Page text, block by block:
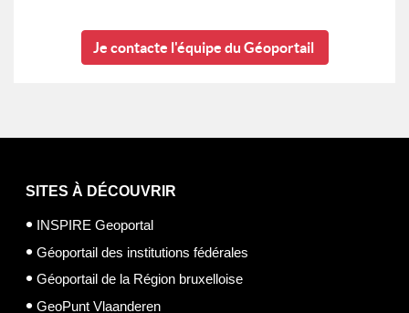
Je contacte l'équipe du Géoportail
SITES À DÉCOUVRIR
INSPIRE Geoportal
Géoportail des institutions fédérales
Géoportail de la Région bruxelloise
GeoPunt Vlaanderen